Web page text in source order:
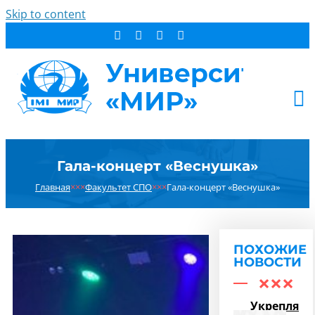
Skip to content
СТУДЕНТУ
ДОПОБРАЗОВАНИЕ
НОВОСТИ
КОНТАКТЫ
РЕЗУЛЬТАТ ПОИСКА:
Гала-концерт «Веснушка»
Главная×××Факультет СПО×××Гала-концерт «Веснушка»
ПОХОЖИЕ
НОВОСТИ
Укрепляем